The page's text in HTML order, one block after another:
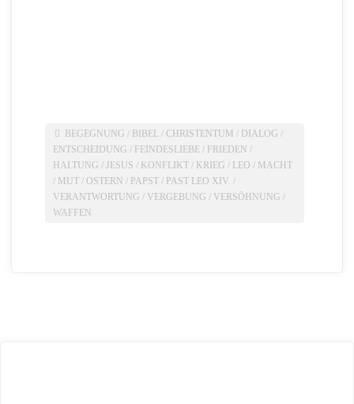
BEGEGNUNG / BIBEL/ CHRISTENTUM / DIALOG /
ENTSCHEIDUNG / FEINDESLIEBE / FRIEDEN /
HALTUNG /JESUS / KONFLIKT / KRIEG / LEO / MACHT
/ MUT /OSTERN / PAPST / PAST LEO XIV. /
VERANTWORTUNG / VERGEBUNG / VERSÖHNUNG /
WAFFEN